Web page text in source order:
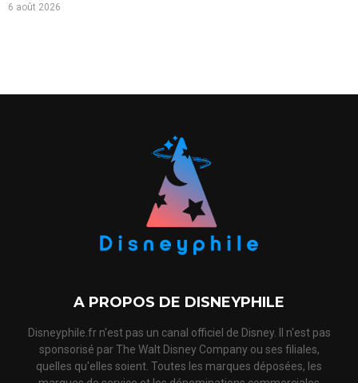
6 août 2026
A PROPOS DE DISNEYPHILE
Disneyphile.fr n'est pas un canal officiel de Disney. Il n'est pas
sponsorisé par The Walt Disney Company ou ses filiales,
quelles qu'elles soient. Toutes les marques déposées, les